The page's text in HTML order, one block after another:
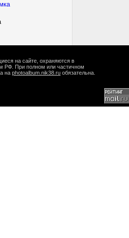
на сайте, охраняются в
РФ. При полном или частичном
на photoalbum.nik38.ru обязательна.